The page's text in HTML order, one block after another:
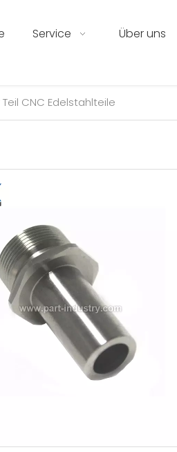
Service Über uns
CNC Edelstahlteile